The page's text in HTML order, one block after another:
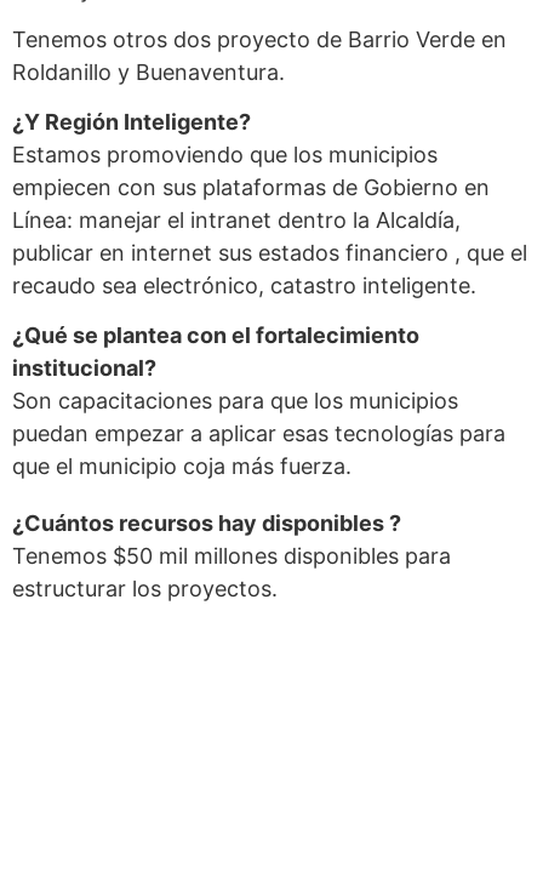
Tenemos otros dos proyecto de Barrio Verde en
Roldanillo y Buenaventura.
¿Y Región Inteligente?
Estamos promoviendo que los municipios
empiecen con sus plataformas de Gobierno en
Línea: manejar el intranet dentro la Alcaldía,
publicar en internet sus estados financiero , que el
recaudo sea electrónico, catastro inteligente.
¿Qué se plantea con el fortalecimiento
institucional?
Son capacitaciones para que los municipios
puedan empezar a aplicar esas tecnologías para
que el municipio coja más fuerza.
¿Cuántos recursos hay disponibles ?
Tenemos $50 mil millones disponibles para
estructurar los proyectos.